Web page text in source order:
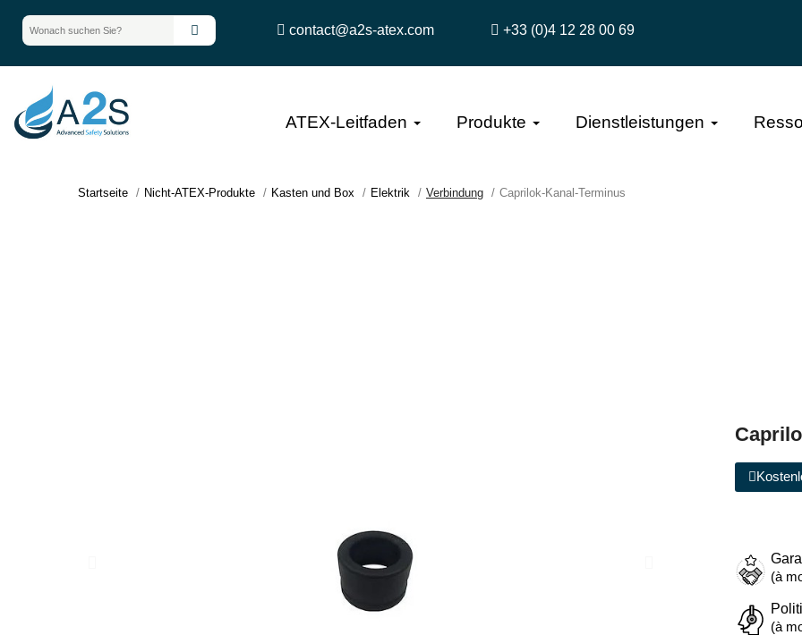
contact@a2s-atex.com +33 (0)4 12 28 00 69
ATEX-Leitfaden Produkte Dienstleistungen
Startseite Nicht-ATEX-Produkte Kasten und Box Elektrik Verbindung Caprilok-Kanal-Terminus
(à
(à